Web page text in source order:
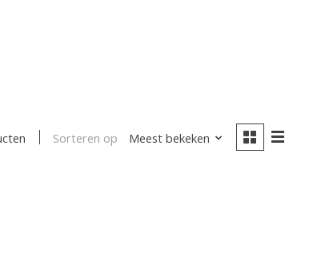
Sorteren op Meest bekeken